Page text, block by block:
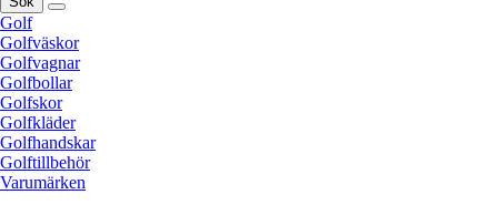
Golf
Golfväskor
Golfvagnar
Golfbollar
Golfskor
Golfkläder
Golfhandskar
Golftillbehör
Varumärken